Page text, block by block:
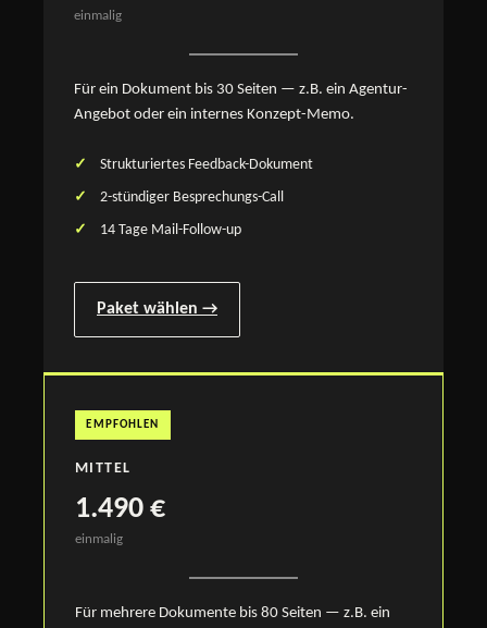
einmalig
Für ein Dokument bis 30 Seiten — z.B. ein Agentur-
Angebot oder ein internes Konzept-Memo.
Strukturiertes Feedback-Dokument
2-stündiger Besprechungs-Call
14 Tage Mail-Follow-up
Paket wählen →
EMPFOHLEN
MITTEL
1.490 €
einmalig
Für mehrere Dokumente bis 80 Seiten — z.B. ein